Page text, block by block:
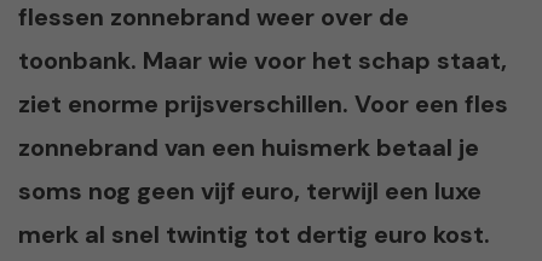
flessen zonnebrand weer over de
toonbank. Maar wie voor het schap staat,
ziet enorme prijsverschillen. Voor een fles
zonnebrand van een huismerk betaal je
soms nog geen vijf euro, terwijl een luxe
merk al snel twintig tot dertig euro kost.